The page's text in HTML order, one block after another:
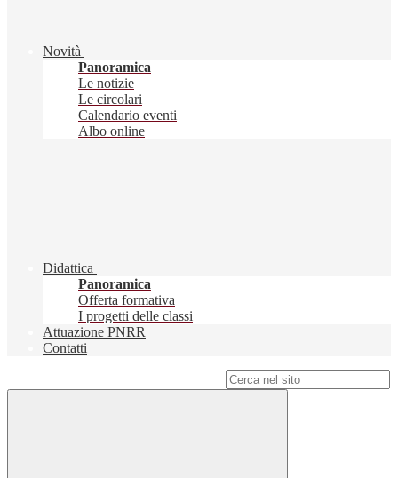
Novità
Panoramica
Le notizie
Le circolari
Calendario eventi
Albo online
Didattica
Panoramica
Offerta formativa
I progetti delle classi
Attuazione PNRR
Contatti